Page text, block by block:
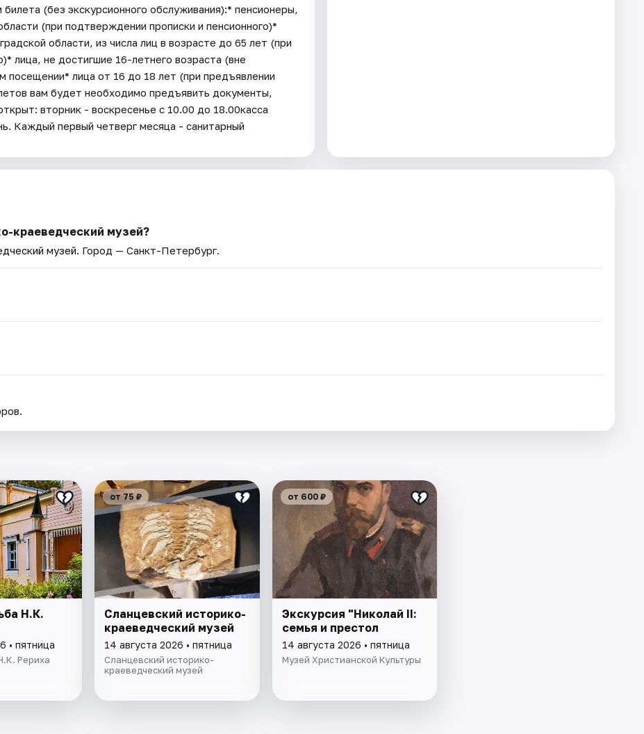
(без экскурсионного обслуживания):* пенсионеры,
(при подтверждении прописки и пенсионного)*
области, из числа лиц в возрасте до 65 лет (при
лица, не достигшие 16-летнего возраста (вне
посещении* лица от 16 до 18 лет (при предъявлении
вам будет необходимо предъявить документы,
вторник - воскресенье с 10.00 до 18.00касса
Каждый первый четверг месяца - санитарный
краеведческий музей?
музей. Город — Санкт-Петербург.
Н.К.
• пятница
Рериха
от 75 ₽
Сланцевский историко-
краеведческий музей
14 августа 2026 • пятница
Сланцевский историко-
краеведческий музей
от 600 ₽
Экскурсия "Николай II:
семья и престол
14 августа 2026 • пятница
Музей Христианской Культуры